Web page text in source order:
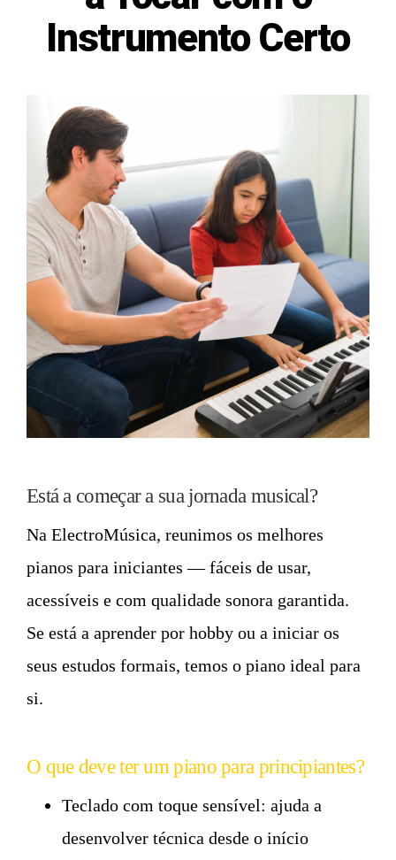
Instrumento Certo
Está a começar a sua jornada musical?
Na ElectroMúsica, reunimos os melhores
pianos para iniciantes — fáceis de usar,
acessíveis e com qualidade sonora garantida.
Se está a aprender por hobby ou a iniciar os
seus estudos formais, temos o piano ideal para
si.
O que deve ter um piano para principiantes?
Teclado com toque sensível: ajuda a
desenvolver técnica desde o início